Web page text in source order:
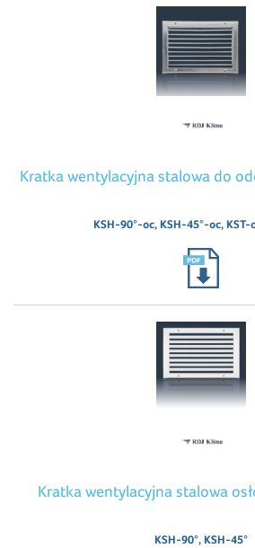
Kratka wentylacyjna stalowa do
KSH-90°-oc, KSH-45°-oc, KST-
Kratka wentylacyjna stalowa
KSH-90°, KSH-45°